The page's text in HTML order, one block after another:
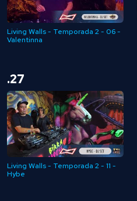
Living Walls - Temporada 2 - 06 -
Valentinna
.27
Living Walls - Temporada 2 - 11 -
Hybe